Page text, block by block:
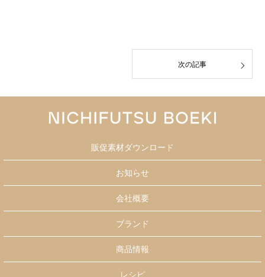
次の記事
販促素材ダウンロード
お知らせ
会社概要
ブランド
商品情報
レシピ